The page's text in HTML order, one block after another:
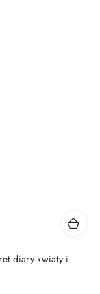
diary kwiaty i